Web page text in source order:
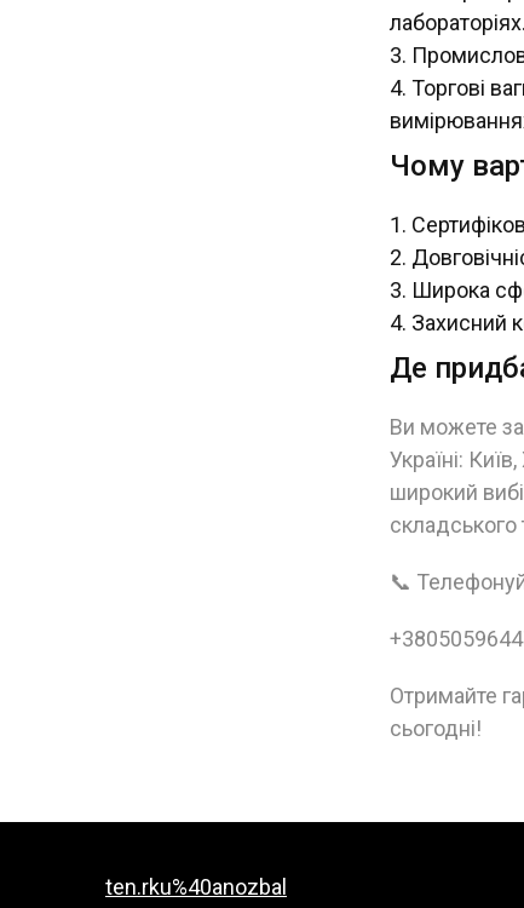
лабораторіях.
Торгові
Чому
Широка
Захисний
Де
Ви можете
Україні:
широкий
📞
Отримайте
сьогодні!
ten.rku%40anozbal